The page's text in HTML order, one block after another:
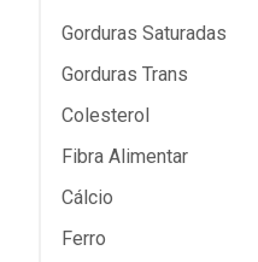
Gorduras Saturadas
Gorduras Trans
Colesterol
Fibra Alimentar
Cálcio
Ferro